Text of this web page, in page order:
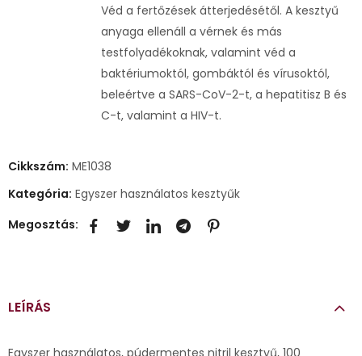
Véd a fertőzések átterjedésétől. A kesztyű
anyaga ellenáll a vérnek és más
testfolyadékoknak, valamint véd a
baktériumoktól, gombáktól és vírusoktól,
beleértve a SARS-CoV-2-t, a hepatitisz B és
C-t, valamint a HIV-t.
Cikkszám: ME1038
Kategória: Egyszer használatos kesztyűk
Megosztás:
LEÍRÁS
Egyszer használatos, púdermentes nitril kesztyű, 100